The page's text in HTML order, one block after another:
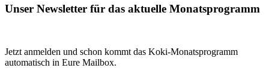
Unser Newsletter für das aktuelle Monatsprogramm
Jetzt anmelden und schon kommt das Koki-Monatsprogramm
automatisch in Eure Mailbox.